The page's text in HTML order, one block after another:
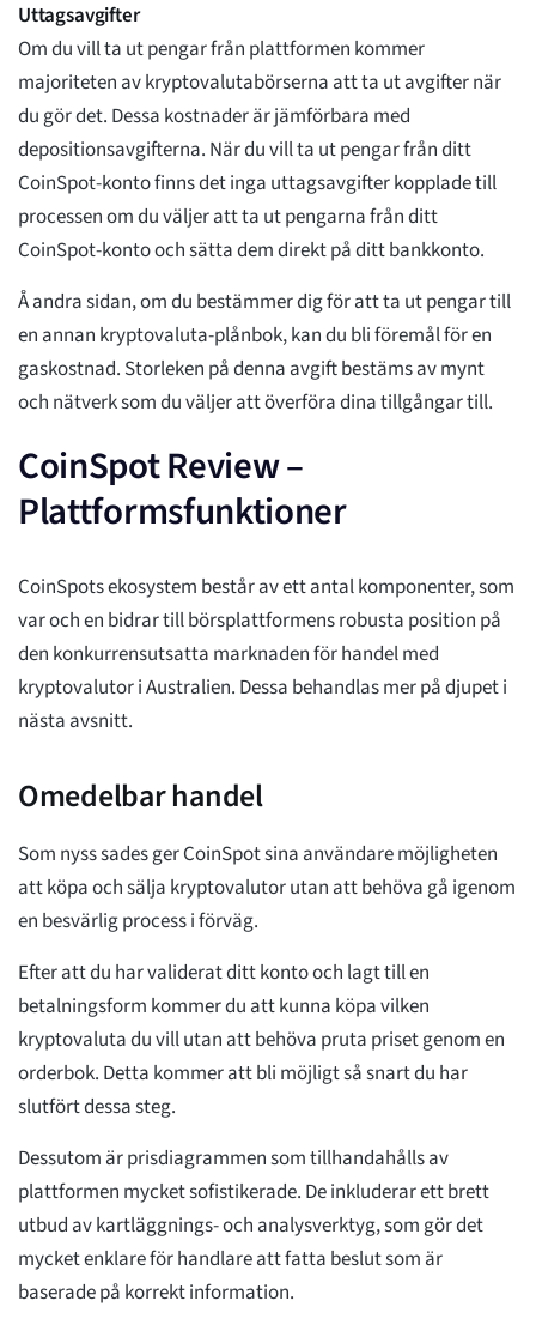
Uttagsavgifter
Om du vill ta ut pengar från plattformen kommer
majoriteten av kryptovalutabörserna att ta ut avgifter när
du gör det. Dessa kostnader är jämförbara med
depositionsavgifterna. När du vill ta ut pengar från ditt
CoinSpot-konto finns det inga uttagsavgifter kopplade till
processen om du väljer att ta ut pengarna från ditt
CoinSpot-konto och sätta dem direkt på ditt bankkonto.
Å andra sidan, om du bestämmer dig för att ta ut pengar till
en annan kryptovaluta-plånbok, kan du bli föremål för en
gaskostnad. Storleken på denna avgift bestäms av mynt
och nätverk som du väljer att överföra dina tillgångar till.
CoinSpot Review –
Plattformsfunktioner
CoinSpots ekosystem består av ett antal komponenter, som
var och en bidrar till börsplattformens robusta position på
den konkurrensutsatta marknaden för handel med
kryptovalutor i Australien. Dessa behandlas mer på djupet i
nästa avsnitt.
Omedelbar handel
Som nyss sades ger CoinSpot sina användare möjligheten
att köpa och sälja kryptovalutor utan att behöva gå igenom
en besvärlig process i förväg.
Efter att du har validerat ditt konto och lagt till en
betalningsform kommer du att kunna köpa vilken
kryptovaluta du vill utan att behöva pruta priset genom en
orderbok. Detta kommer att bli möjligt så snart du har
slutfört dessa steg.
Dessutom är prisdiagrammen som tillhandahålls av
plattformen mycket sofistikerade. De inkluderar ett brett
utbud av kartläggnings- och analysverktyg, som gör det
mycket enklare för handlare att fatta beslut som är
baserade på korrekt information.